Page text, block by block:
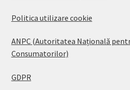
Politica utilizare cookie
ANPC (Autoritatea Națională
Consumatorilor)
GDPR